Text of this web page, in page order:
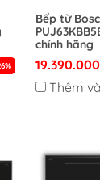
Bếp từ
chính hãng
Thêm